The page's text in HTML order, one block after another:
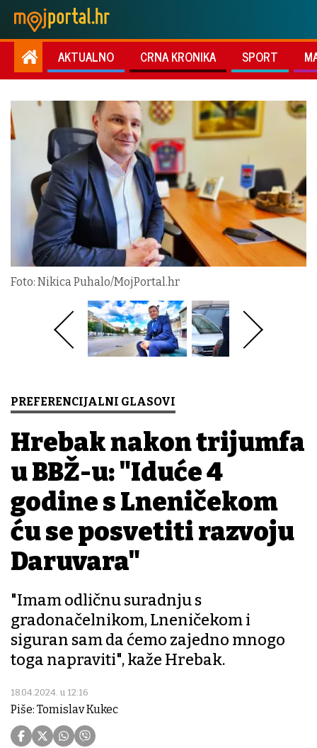
AKTUALNO CRNA KRONIKA SPORT
Foto: Nikica Puhalo/MojPortal.hr
PREFERENCIJALNI GLASOVI
Hrebak nakon trijumfa
u BBŽ-u: "Iduće 4
godine s Lneničekom
ću se posvetiti razvoju
Daruvara"
"Imam odličnu suradnju s
gradonačelnikom, Lneničekom i
siguran sam da ćemo zajedno mnogo
toga napraviti", kaže Hrebak.
18.04.2024. u 12:16
Piše: Tomislav Kukec